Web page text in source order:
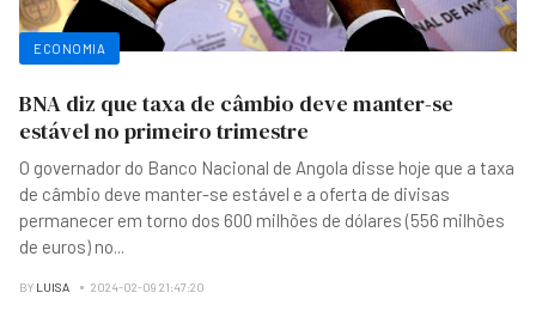
ECONOMIA
BNA diz que taxa de câmbio deve manter-se
estável no primeiro trimestre
O governador do Banco Nacional de Angola disse hoje que a taxa
de câmbio deve manter-se estável e a oferta de divisas
permanecer em torno dos 600 milhões de dólares (556 milhões
de euros) no...
BY LUISA 2024-02-09 21:47:20